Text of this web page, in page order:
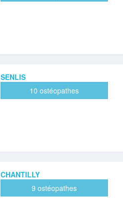
SENLIS
10 ostéopathes
CHANTILLY
9 ostéopathes